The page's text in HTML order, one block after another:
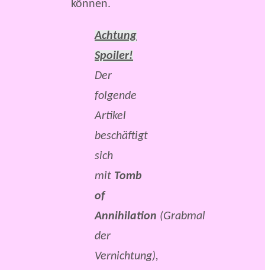
können.
Achtung
Spoiler!
Der
folgende
Artikel
beschäftigt
sich
mit Tomb
of
Annihilation (Grabmal
der
Vernichtung),